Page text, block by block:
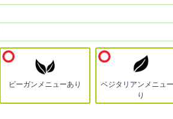
ビーガンメニューあり
ベジタリアンメニュ
り